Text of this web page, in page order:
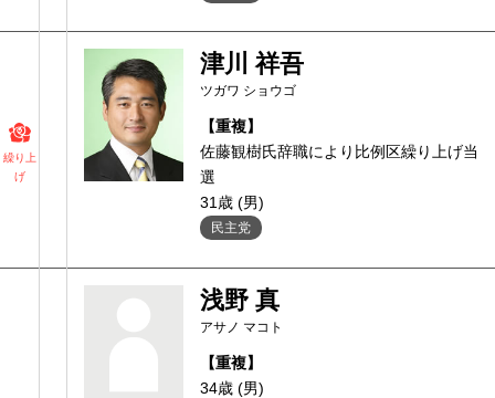
繰り上
げ
津川 祥吾
ツガワ ショウゴ
【重複】
佐藤観樹氏辞職により比例区繰り上げ当
選
31歳 (男)
民主党
浅野 真
アサノ マコト
【重複】
34歳 (男)